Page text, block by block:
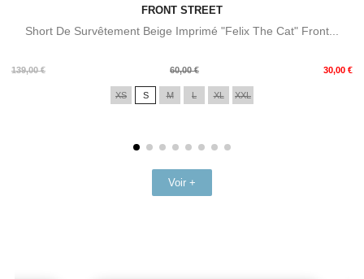
FRONT STREET
Short De Survêtement Beige Imprimé "Felix The Cat" Front...
139,00 €
Prix
60,00 € 30,00 €
Prix
XS S M L XL XXL
Voir +